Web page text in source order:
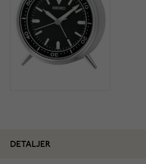
DETALJER